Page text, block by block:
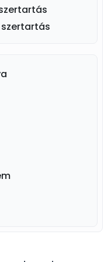
szertartás